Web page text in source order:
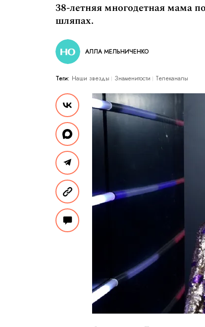
38-летняя многодетная мама
шляпах.
АЛЛА МЕЛЬНИЧЕНКО
Теги: Наши звезды Знаменитости Телеканалы